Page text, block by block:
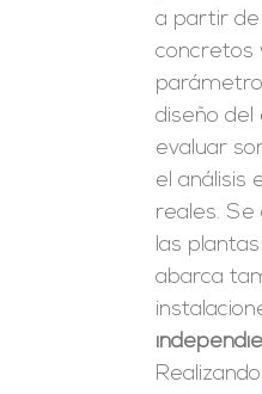
a partir
concretos
diseño del
evaluar
el análisis
reales.
las
abarca